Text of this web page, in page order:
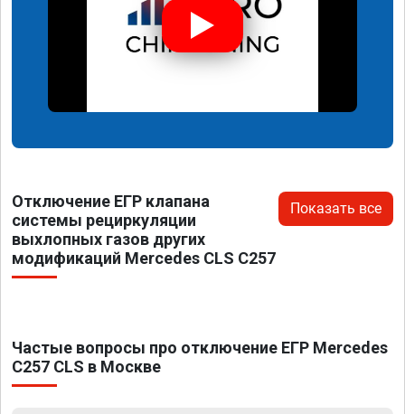
Отключение ЕГР клапана
системы рециркуляции
выхлопных газов других
модификаций Mercedes CLS C257
Показать все
Частые вопросы про отключение ЕГР Mercedes
C257 CLS в Москве